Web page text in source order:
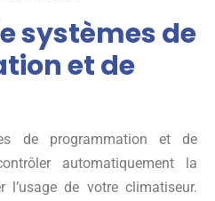
systèmes de
et de
de programmation et de
automatiquement la
l’usage de votre climatiseur.